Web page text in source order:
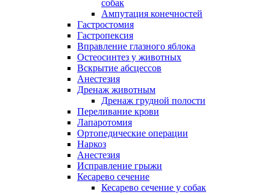
собак
Ампутация конечностей
Гастростомия
Гастропексия
Вправление глазного яблока
Остеосинтез у животных
Вскрытие абсцессов
Анестезия
Дренаж животным
Дренаж грудной полости
Переливание крови
Лапаротомия
Ортопедические операции
Наркоз
Анестезия
Исправление грыжи
Кесарево сечение
Кесарево сечение у собак